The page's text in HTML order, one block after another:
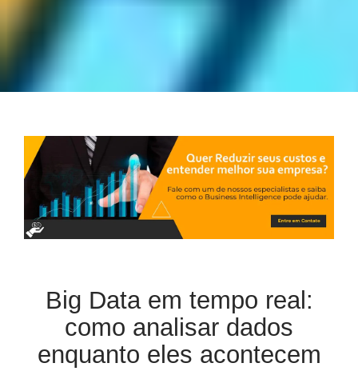
Big Data em tempo real:
como analisar dados
enquanto eles acontecem